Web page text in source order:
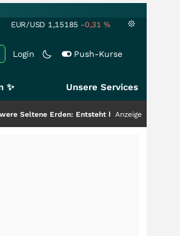
EUR/USD 1,15185 -0,31 %
Login Push-Kurse
✨ Unsere Services
Erden: Entsteht hier die nächste
Anzeige